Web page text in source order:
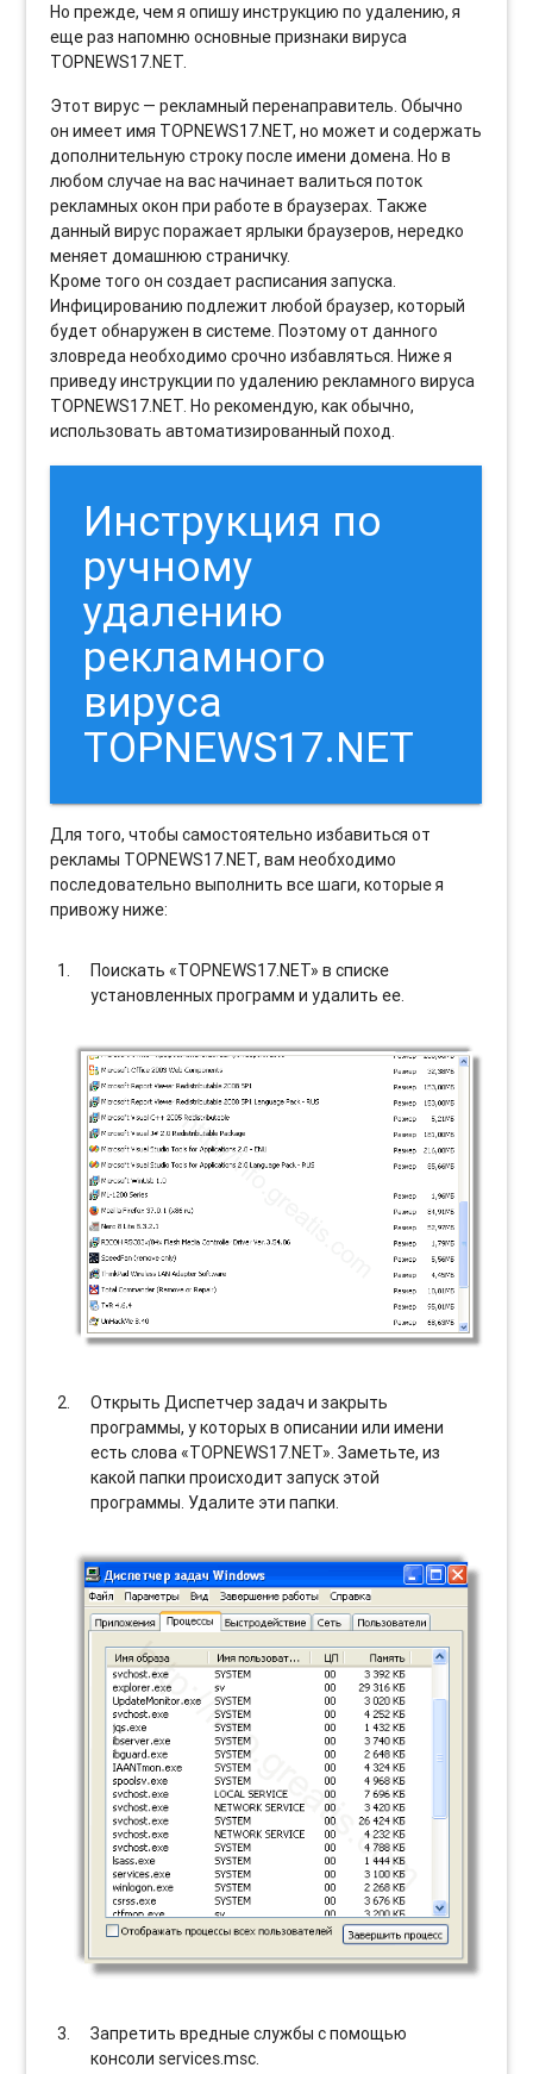
Но прежде, чем я опишу инструкцию по удалению, я
еще раз напомню основные признаки вируса
TOPNEWS17.NET.
Этот вирус — рекламный перенаправитель. Обычно
он имеет имя TOPNEWS17.NET, но может и содержать
дополнительную строку после имени домена. Но в
любом случае на вас начинает валиться поток
рекламных окон при работе в браузерах. Также
данный вирус поражает ярлыки браузеров, нередко
меняет домашнюю страничку.
Кроме того он создает расписания запуска.
Инфицированию подлежит любой браузер, который
будет обнаружен в системе. Поэтому от данного
зловреда необходимо срочно избавляться. Ниже я
приведу инструкции по удалению рекламного вируса
TOPNEWS17.NET. Но рекомендую, как обычно,
использовать автоматизированный поход.
Инструкция по
ручному
удалению
рекламного
вируса
TOPNEWS17.NET
Для того, чтобы самостоятельно избавиться от
рекламы TOPNEWS17.NET, вам необходимо
последовательно выполнить все шаги, которые я
привожу ниже:
Поискать «TOPNEWS17.NET» в списке
установленных программ и удалить ее.
Открыть Диспетчер задач и закрыть
программы, у которых в описании или имени
есть слова «TOPNEWS17.NET». Заметьте, из
какой папки происходит запуск этой
программы. Удалите эти папки.
Запретить вредные службы с помощью
консоли services.msc.